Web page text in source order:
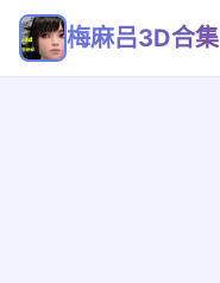
梅麻吕3D合集